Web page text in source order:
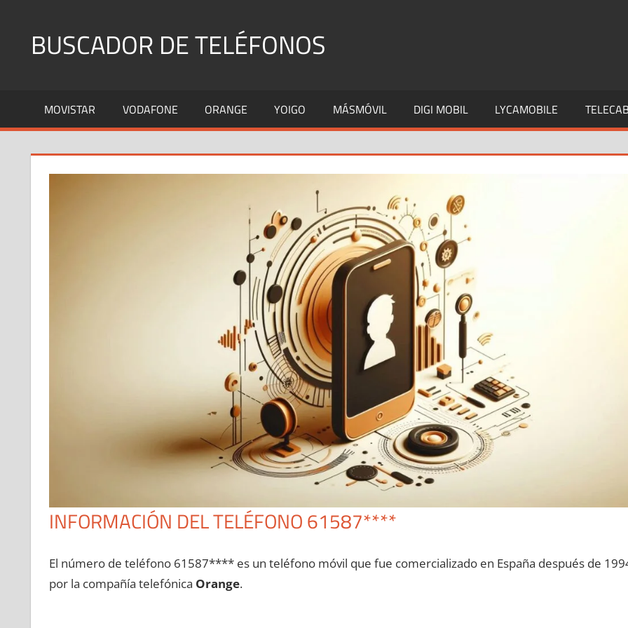
contenidoBUSCADOR DE TELÉFONOS
Fijos
y
MOVISTAR VODAFONE ORANGE YOIGO MÁSMÓVIL DIGI MOBIL LYCAMOBILE
INFORMACIÓN DEL TELÉFONO 61587****
El número dе teléfono 61587**** es un teléfono móvil quе fue comercializado en España después dе
pοr la compañía telefónica Orange.